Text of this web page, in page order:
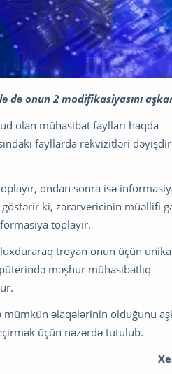
də onun 2 modifikasiyasını
olan mühasibat faylları haqda
fayllarda rekvizitləri
ondan sonra isə
ki, zərərvericinin müəllifi
toplayır.
troyan onun üçün
məşhur mühasibatlıq
mümkün əlaqələrinin olduğunu
üçün nəzərdə tutulub.